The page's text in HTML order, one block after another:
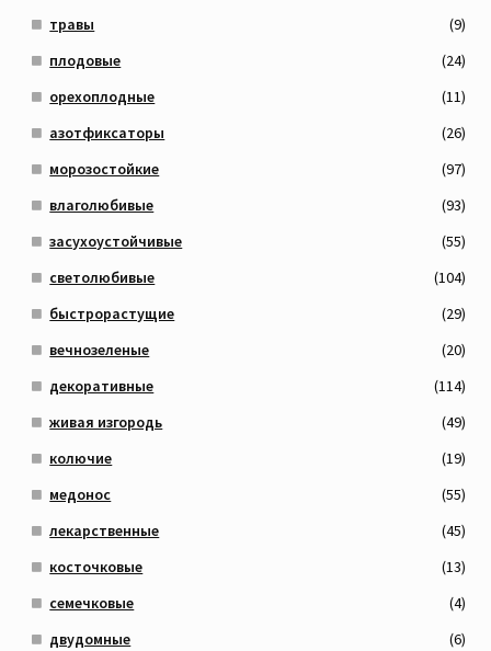
травы
(9)
плодовые
(24)
орехоплодные
(11)
азотфиксаторы
(26)
морозостойкие
(97)
влаголюбивые
(93)
засухоустойчивые
(55)
светолюбивые
(104)
быстрорастущие
(29)
вечнозеленые
(20)
декоративные
(114)
живая изгородь
(49)
колючие
(19)
медонос
(55)
лекарственные
(45)
косточковые
(13)
семечковые
(4)
двудомные
(6)